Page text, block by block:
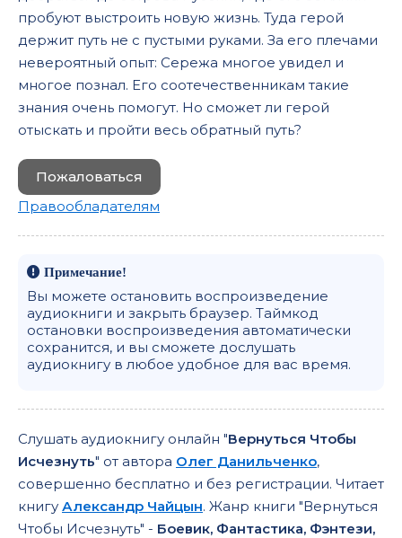
пробуют выстроить новую жизнь. Туда герой
держит путь не с пустыми руками. За его плечами
невероятный опыт: Сережа многое увидел и
многое познал. Его соотечественникам такие
знания очень помогут. Но сможет ли герой
отыскать и пройти весь обратный путь?
Пожаловаться
Правообладателям
Примечание!
Вы можете остановить воспроизведение
аудиокниги и закрыть браузер. Таймкод
остановки воспроизведения автоматически
сохранится, и вы сможете дослушать
аудиокнигу в любое удобное для вас время.
Слушать аудиокнигу онлайн "Вернуться Чтобы
Исчезнуть" от автора Олег Данильченко,
совершенно бесплатно и без регистрации. Читает
книгу Александр Чайцын. Жанр книги "Вернуться
Чтобы Исчезнуть" - Боевик, Фантастика, Фэнтези,